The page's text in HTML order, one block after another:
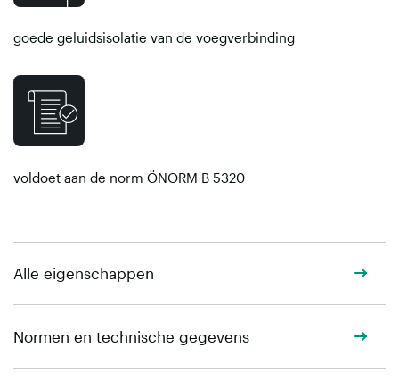
Alle eigenschappen
Normen en technische gegevens
goede geluidsisolatie van de voegverbinding
voldoet aan de norm ÖNORM B 5320